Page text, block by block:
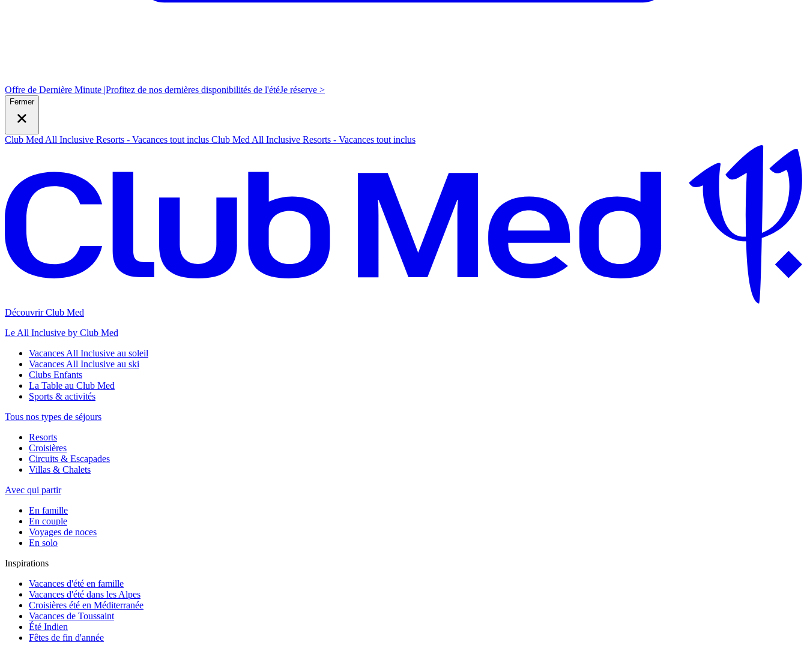
Offre de Dernière Minute |Profitez de nos dernières disponibilités de l'étéJe réserve >
Fermer
Club Med All Inclusive Resorts - Vacances tout inclus Club Med All Inclusive Resorts - Vacances tout inclus
Découvrir Club Med
Le All Inclusive by Club Med
Vacances All Inclusive au soleil
Vacances All Inclusive au ski
Clubs Enfants
La Table au Club Med
Sports & activités
Tous nos types de séjours
Resorts
Croisières
Circuits & Escapades
Villas & Chalets
Avec qui partir
En famille
En couple
Voyages de noces
En solo
Inspirations
Vacances d'été en famille
Vacances d'été dans les Alpes
Croisières été en Méditerranée
Vacances de Toussaint
Été Indien
Fêtes de fin d'année